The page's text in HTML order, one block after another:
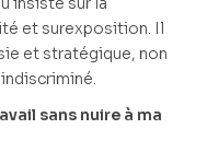
et surexposition. Il
et stratégique, non
sans nuire à ma